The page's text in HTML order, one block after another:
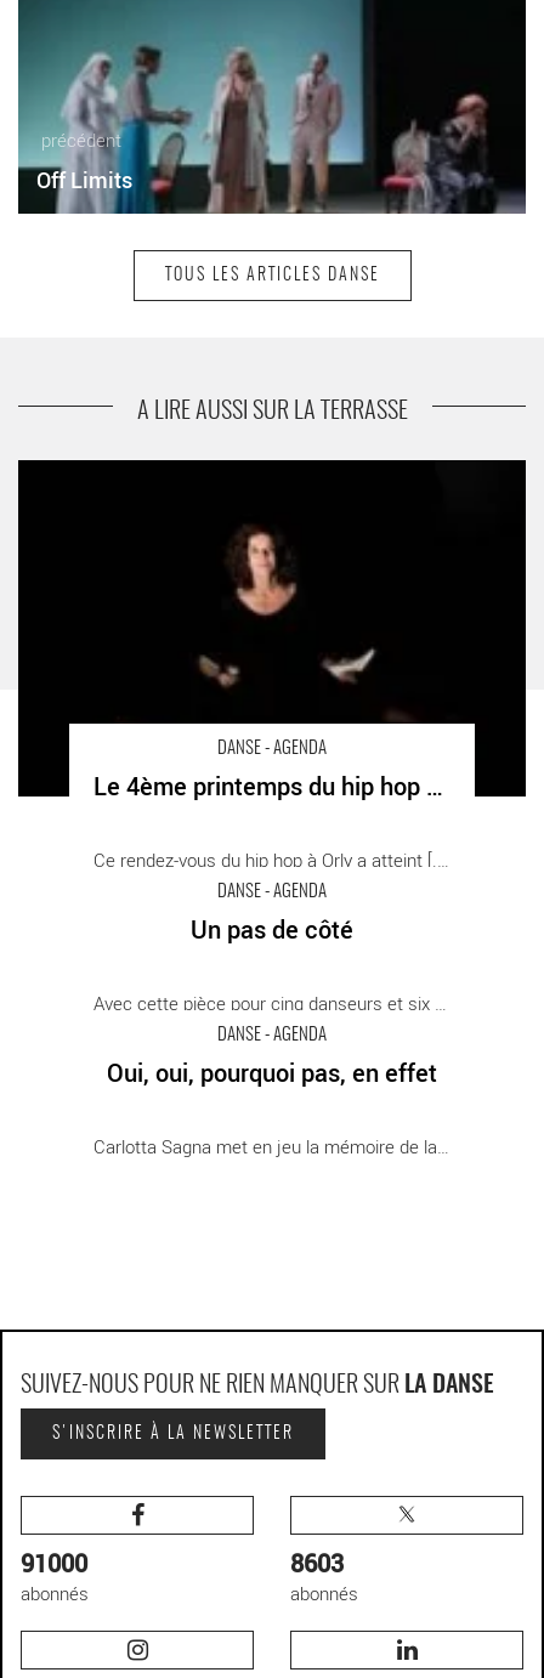
précédent
Off Limits
Ni d'Eve ni d'Adam
TOUS LES ARTICLES DANSE
A LIRE AUSSI SUR LA TERRASSE
DANSE - AGENDA
Le 4ème printemps du hip hop à Orly
Ce rendez-vous du hip hop à Orly a atteint [...]
DANSE - AGENDA
Un pas de côté
Avec cette pièce pour cinq danseurs et six [...]
- Critique sortie Danse
DANSE - AGENDA
Oui, oui, pourquoi pas, en effet
Carlotta Sagna met en jeu la mémoire de la [...]
- Critique sortie Danse
SUIVEZ-NOUS POUR NE RIEN MANQUER SUR LA DANSE
S'INSCRIRE À LA NEWSLETTER
91000
abonnés
8603
abonnés